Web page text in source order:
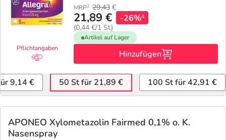
Pflichtangaben
MRP2 29,43 €
21,89 €
(0,44 €/1 St)
-26%4
Artikel auf Lager
Hinzufügen
9,14 € 50 St für 21,89 € 100 St für 42,91 €
APONEO Xylometazolin Fairmed 0,1% o. K.
Nasenspray